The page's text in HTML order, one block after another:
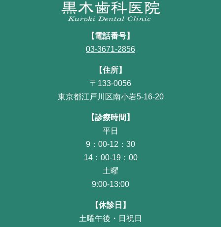
【電話番号】
03-3671-2856
【住所】
〒133-0056
東京都江戸川区南小岩5-16-20
【診療時間】
平日
9：00-12：30
14：00-19：00
土曜
9:00-13:00
【休診日】
土曜午後・日祝日